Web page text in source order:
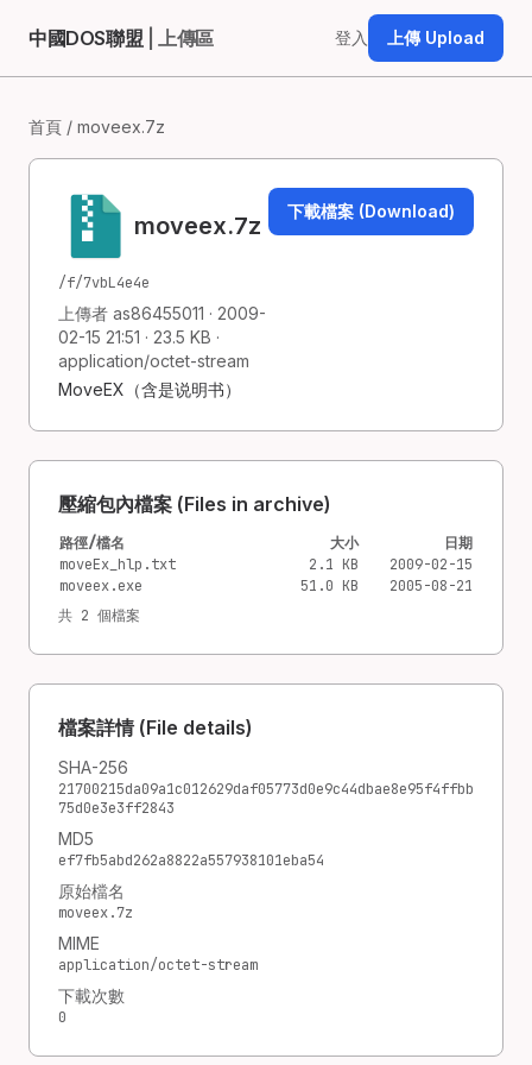
中國DOS聯盟 | 上傳區 登入 上傳 Upload
首頁 / moveex.7z
moveex.7z
/f/7vbL4e4e
上傳者 as86455011 · 2009-
02-15 21:51 · 23.5 KB ·
application/octet-stream
MoveEX（含是说明书）
下載檔案 (Download)
壓縮包內檔案 (Files in archive)
路徑/檔名 大小
日期
moveEx_hlp.txt
2.1 KB
2009-02-15
moveex.exe
51.0 KB
2005-08-21
共 2 個檔案
檔案詳情 (File details)
SHA-256
21700215da09a1c012629daf05773d0e9c44dbae8e95f4ffbb
75d0e3e3ff2843
MD5
ef7fb5abd262a8822a557938101eba54
原始檔名
moveex.7z
MIME
application/octet-stream
下載次數
0